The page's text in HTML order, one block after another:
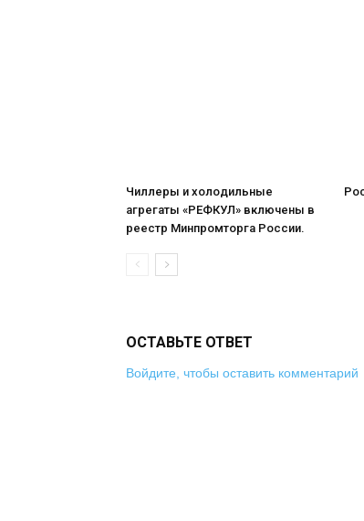
Чиллеры и холодильные
агрегаты «РЕФКУЛ» включены в
реестр Минпромторга России.
ОСТАВЬТЕ ОТВЕТ
Войдите, чтобы оставить комментарий